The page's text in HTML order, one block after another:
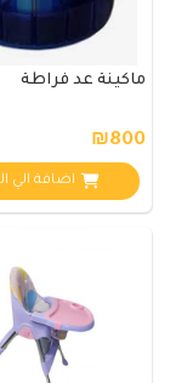
ماكينة عد فراطة
₪800
اضافة الي